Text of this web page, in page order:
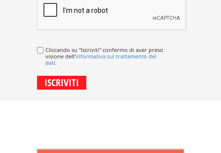
Cliccando su "Iscriviti" confermo di aver preso
visione dell'informativa sul trattamento dei
dati.